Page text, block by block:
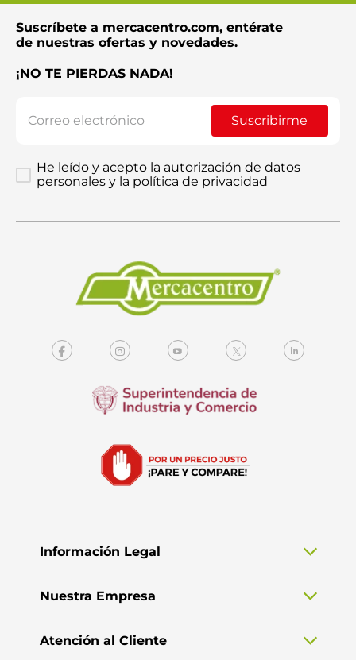
Suscríbete a mercacentro.com, entérate
de nuestras ofertas y novedades.
¡NO TE PIERDAS NADA!
Suscribirme
He leído y acepto la autorización de datos
personales y la política de privacidad
Información Legal
Nuestra Empresa
Atención al Cliente